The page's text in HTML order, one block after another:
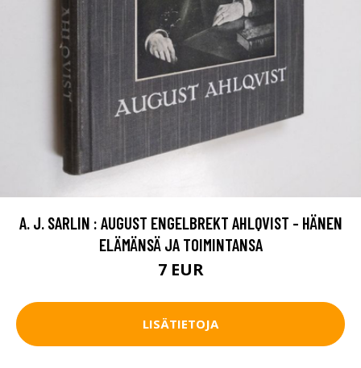
A. J. SARLIN : AUGUST ENGELBREKT AHLQVIST - HÄNEN
ELÄMÄNSÄ JA TOIMINTANSA
7 EUR
LISÄTIETOJA